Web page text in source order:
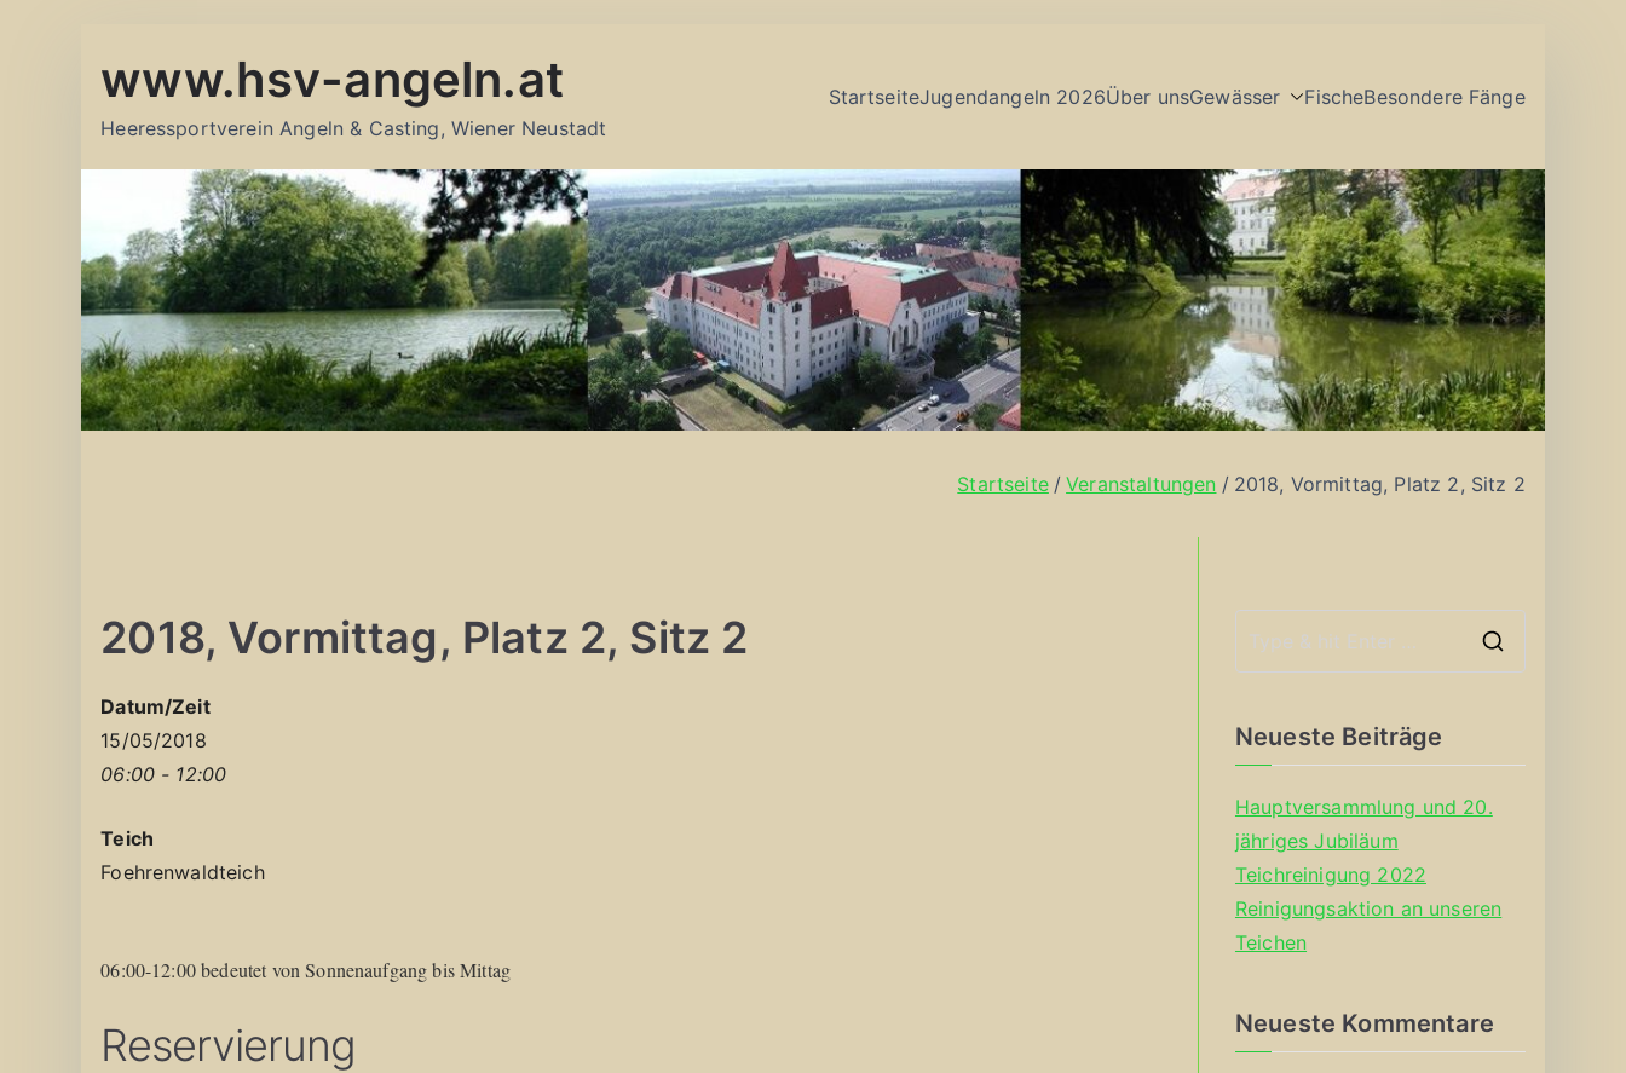
Inhalt
www.hsv-angeln.at
Heeressportverein Angeln & Casting, Wiener Neustadt
StartseiteJugendangeln 2026Über unsGewässer FischeBesondere Fänge
Startseite Veranstaltungen 2018, Vormittag, Platz 2, Sitz 2
2018, Vormittag, Platz 2, Sitz 2
Datum/Zeit
15/05/2018
06:00 - 12:00
Teich
Foehrenwaldteich
06:00-12:00 bedeutet von Sonnenaufgang bis Mittag
Reservierung
Neueste Beiträge
Hauptversammlung und 20.
jähriges Jubiläum
Teichreinigung 2022
Reinigungsaktion an unseren
Teichen
Neueste Kommentare